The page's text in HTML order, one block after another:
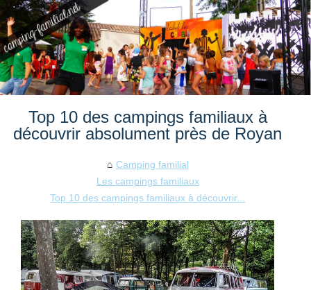
Top 10 des campings familiaux à
découvrir absolument près de Royan
Camping familial
Les campings familiaux
Top 10 des campings familiaux à découvrir...